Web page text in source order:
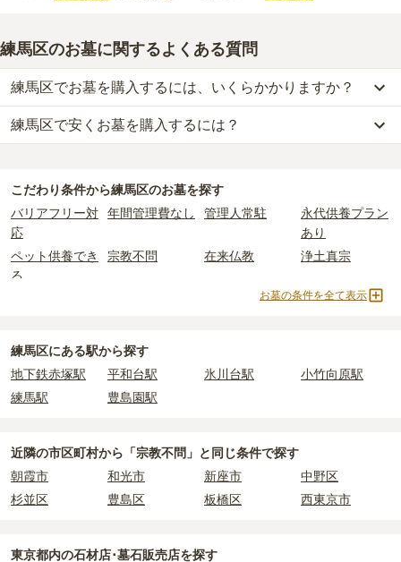
練馬区のお墓に関するよくある質問
練馬区でお墓を購入するには、いくらかかりますか？
練馬区での購入費用の目安は、一般墓が約328万円、樹木葬が約
108万円、納骨堂が約58万円、永代供養墓が約54万円です。
2つが主な費用となります。
の一般墓の永代使用料の平均は161万円 で、墓石代は東京都
の平均
です。いずれも区画の広さや墓石の大きさ・素材
樹木葬・納骨堂・永代供養墓は、基本的に墓石代がかからず、永代
・開眼法要の費用
：お墓を新しく建てた際に行う儀式のための費
用。僧侶に渡すお布施がかかります。
・納骨式の費用
：お墓に遺骨を納める儀式のための費用。僧侶に渡
すお布施、会食などの費用がかかります。
正確な費用は、区画や石材の選び方によって大きく変わるため、見
積もりを取るまで確定しません。
練馬区で安くお墓を購入するには？
万円からお求めいただけます。
する「合祀墓（ごうしぼ）」と呼ばれるタイプです。個別のお墓に
比べて省スペースで管理の手間がかからないため、費用が安く設定
されています。
価格の目安は、1名あたり5万円〜30万円程度です。
こだわり条件から練馬区のお墓を探す
バリアフリー対
応
年間管理費なし 管理人常駐
永代供養プラン
あり
ペット供養でき
る
宗教不問 在来仏教 浄土真宗
樹木葬
1人用区画あり
2人用区画あり
お墓の条件を全て表示
練馬区にある駅から探す
地下鉄赤塚駅
平和台駅 氷川台駅
小竹向原駅
練馬駅
豊島園駅
近隣の市区町村から 「宗教不問」と 同じ条件で探す
朝霞市
和光市 新座市
中野区
杉並区
豊島区 板橋区 西東京市
東京都内の石材店･墓石販売店を探す